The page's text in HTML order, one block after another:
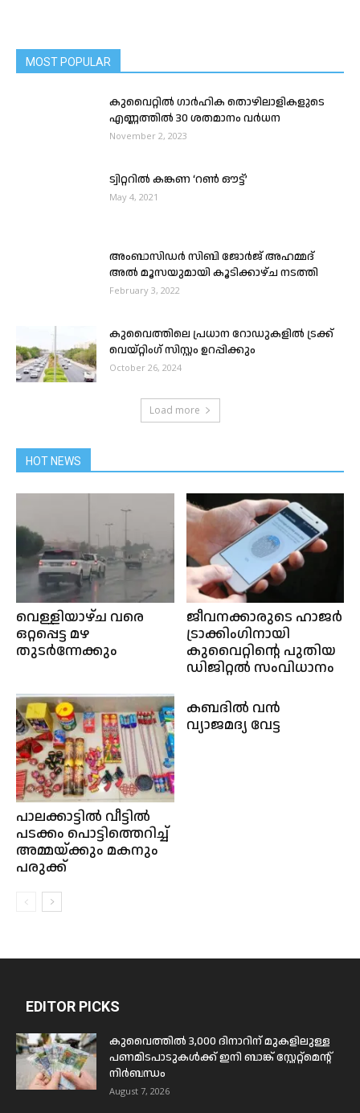
MOST POPULAR
കുവൈറ്റിൽ ഗാർഹിക തൊഴിലാളികളുടെ
എണ്ണത്തിൽ 30 ശതമാനം വർധന
November 2, 2023
ട്വിറ്ററിൽ കങ്കണ ‘റൺ ഔട്ട്’
May 4, 2021
അംബാസിഡർ സിബി ജോർജ് അഹമ്മദ്
അൽ മൂസയുമായി കൂടിക്കാഴ്ച നടത്തി
February 3, 2022
കുവൈത്തിലെ പ്രധാന റോഡുകളിൽ ട്രക്ക്
വെയ്റ്റിംഗ് സിസ്റ്റം ഉറപ്പിക്കും
October 26, 2024
Load more
HOT NEWS
വെള്ളിയാഴ്ച വരെ
ഒറ്റപ്പെട്ട മഴ
തുടർന്നേക്കും
ജീവനക്കാരുടെ ഹാജർ
ട്രാക്കിംഗിനായി
കുവൈറ്റിൻ്റെ പുതിയ
ഡിജിറ്റൽ സംവിധാനം
പാലക്കാട്ടിൽ വീട്ടിൽ
പടക്കം പൊട്ടിത്തെറിച്ച്
അമ്മയ്ക്കും മകനും
പരുക്ക്
കബദിൽ വൻ
വ്യാജമദ്യ വേട്ട
EDITOR PICKS
കുവൈത്തിൽ 3,000 ദിനാറിന് മുകളിലുള്ള
പണമിടപാടുകൾക്ക് ഇനി ബാങ്ക് സ്റ്റേറ്റ്മെന്റ്
നിർബന്ധം
August 7, 2026